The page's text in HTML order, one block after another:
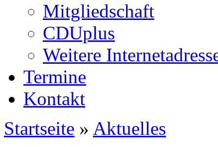
Mitgliedschaft
CDUplus
Weitere
Termine
Kontakt
Startseite » Aktuelles